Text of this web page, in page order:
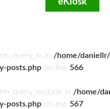
eKiosk
in /home/
posts.php on line 566
in /home/
posts.php on line 567